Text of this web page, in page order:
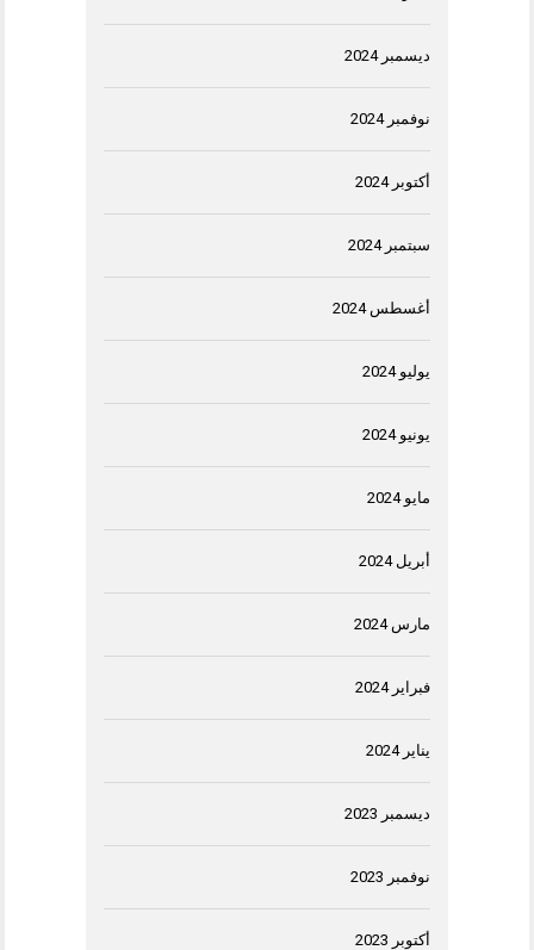
ديسمبر 2024
نوفمبر 2024
أكتوبر 2024
سبتمبر 2024
أغسطس 2024
يوليو 2024
يونيو 2024
مايو 2024
أبريل 2024
مارس 2024
فبراير 2024
يناير 2024
ديسمبر 2023
نوفمبر 2023
أكتوبر 2023